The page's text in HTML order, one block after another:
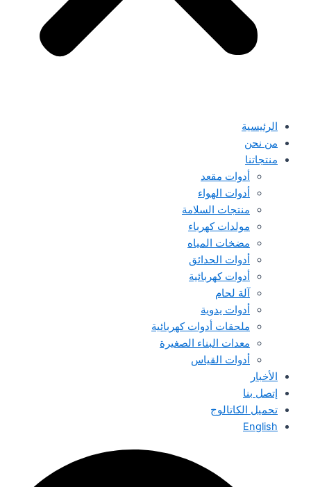
الرئيسية
من نحن
منتجاتنا
أدوات مقعد
أدوات الهواء
منتجات السلامة
مولدات كهرباء
مضخات المياه
أدوات الحدائق
أدوات كهربائية
آلة لحام
أدوات يدوية
ملحقات أدوات كهربائية
معدات البناء الصغيرة
أدوات القياس
الأخبار
إتصل بنا
تحميل الكاتالوج
English